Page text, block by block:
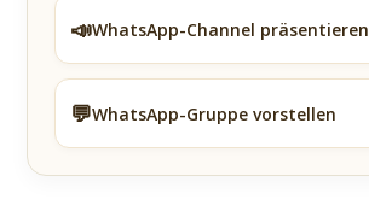
📣WhatsApp-Channel präsentieren
💬WhatsApp-Gruppe vorstellen